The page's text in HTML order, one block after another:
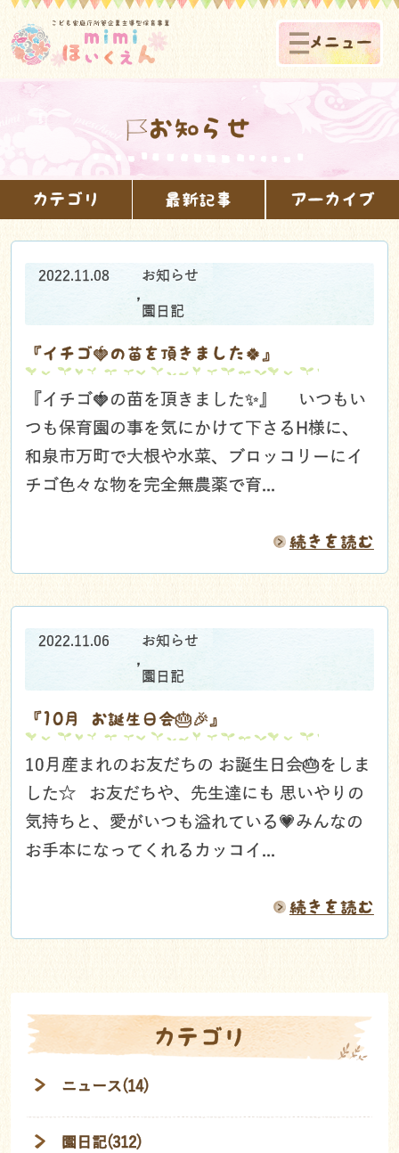
メニュー
お知らせ
カテゴリ 最新記事 アーカイブ
2022.11.08 お知らせ
,
園日記
『イチゴ🍓の苗を頂きました🍀』
『イチゴ🍓の苗を頂きました✨』 いつもい
つも保育園の事を気にかけて下さるH様に、
和泉市万町で大根や水菜、ブロッコリーにイ
チゴ色々な物を完全無農薬で育...
続きを読む
2022.11.06 お知らせ
,
園日記
『10月 お誕生日会🎂🎉』
10月産まれのお友だちの お誕生日会🎂をしま
した☆ お友だちや、先生達にも 思いやりの
気持ちと、愛がいつも溢れている💗みんなの
お手本になってくれるカッコイ...
続きを読む
カテゴリ
ニュース(14)
園日記(312)